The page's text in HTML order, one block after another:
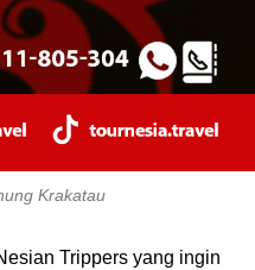
Krakatau
Trippers yang ingin